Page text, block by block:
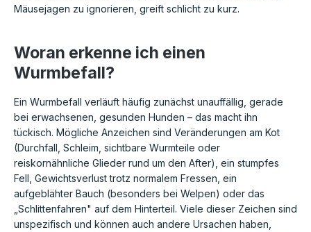
Mäusejagen zu ignorieren, greift schlicht zu kurz.
Woran erkenne ich einen
Wurmbefall?
Ein Wurmbefall verläuft häufig zunächst unauffällig, gerade
bei erwachsenen, gesunden Hunden – das macht ihn
tückisch. Mögliche Anzeichen sind Veränderungen am Kot
(Durchfall, Schleim, sichtbare Wurmteile oder
reiskornähnliche Glieder rund um den After), ein stumpfes
Fell, Gewichtsverlust trotz normalem Fressen, ein
aufgeblähter Bauch (besonders bei Welpen) oder das
„Schlittenfahren" auf dem Hinterteil. Viele dieser Zeichen sind
unspezifisch und können auch andere Ursachen haben,